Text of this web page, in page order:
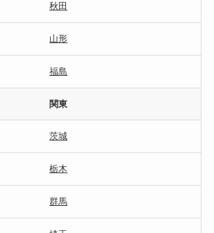
秋田
山形
福島
関東
茨城
栃木
群馬